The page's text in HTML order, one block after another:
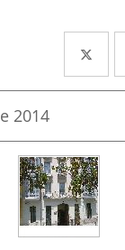
a
2014